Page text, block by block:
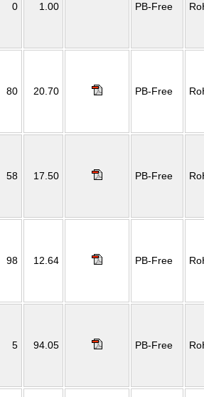
0 1.00 PB-Free
80 20.70 PB-Free
58 17.50 PB-Free
98 12.64 PB-Free
5 94.05 PB-Free